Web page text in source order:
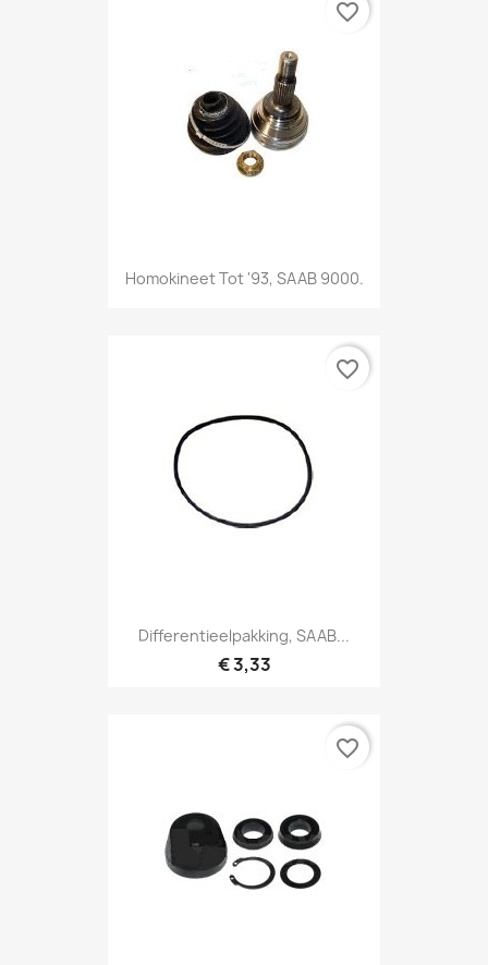
Homokineet Tot '93, SAAB 9000.
favorite_border
Differentieelpakking, SAAB...
€ 3,33
favorite_border
favorite_border